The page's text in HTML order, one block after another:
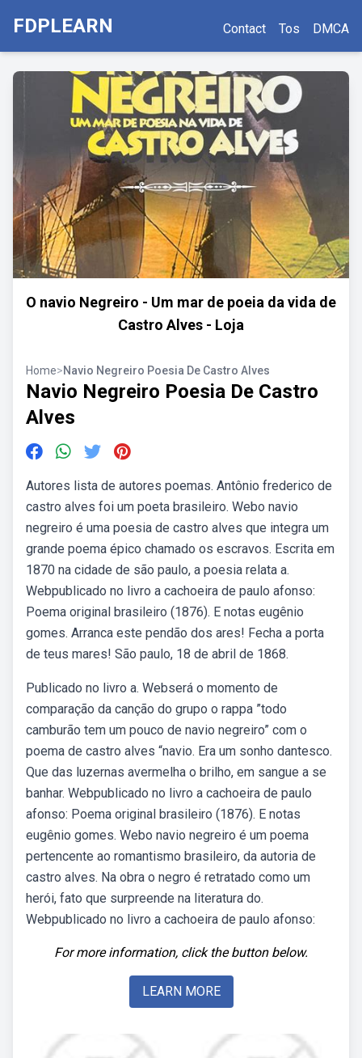
FDPLEARN Contact Tos DMCA
O navio Negreiro - Um mar de poeia da vida de
Castro Alves - Loja
Home>Navio Negreiro Poesia De Castro Alves
Navio Negreiro Poesia De Castro
Alves
Autores lista de autores poemas. Antônio frederico de
castro alves foi um poeta brasileiro. Webo navio
negreiro é uma poesia de castro alves que integra um
grande poema épico chamado os escravos. Escrita em
1870 na cidade de são paulo, a poesia relata a.
Webpublicado no livro a cachoeira de paulo afonso:
Poema original brasileiro (1876). E notas eugênio
gomes. Arranca este pendão dos ares! Fecha a porta
de teus mares! São paulo, 18 de abril de 1868.
Publicado no livro a. Webserá o momento de
comparação da canção do grupo o rappa ”todo
camburão tem um pouco de navio negreiro” com o
poema de castro alves “navio. Era um sonho dantesco.
Que das luzernas avermelha o brilho, em sangue a se
banhar. Webpublicado no livro a cachoeira de paulo
afonso: Poema original brasileiro (1876). E notas
eugênio gomes. Webo navio negreiro é um poema
pertencente ao romantismo brasileiro, da autoria de
castro alves. Na obra o negro é retratado como um
herói, fato que surpreende na literatura do.
Webpublicado no livro a cachoeira de paulo afonso:
For more information, click the button below.
LEARN MORE